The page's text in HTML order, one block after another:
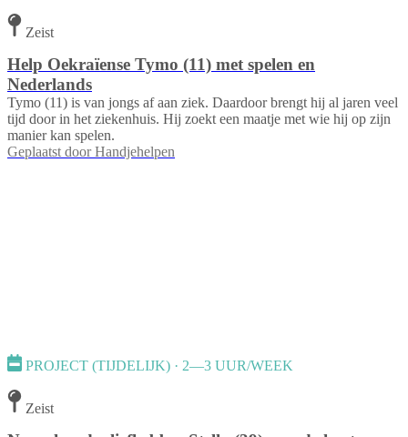
Zeist
Help Oekraïense Tymo (11) met spelen en
Nederlands
Tymo (11) is van jongs af aan ziek. Daardoor brengt hij al jaren veel
tijd door in het ziekenhuis. Hij zoekt een maatje met wie hij op zijn
manier kan spelen.
Geplaatst door Handjehelpen
PROJECT (TIJDELIJK) · 2—3 UUR/WEEK
Zeist